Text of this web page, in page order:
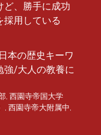
ど、勝手に成功
採用している
本の歴史キーワ
/大人の教養に
西園寺帝国大学
西園寺帝大附属中